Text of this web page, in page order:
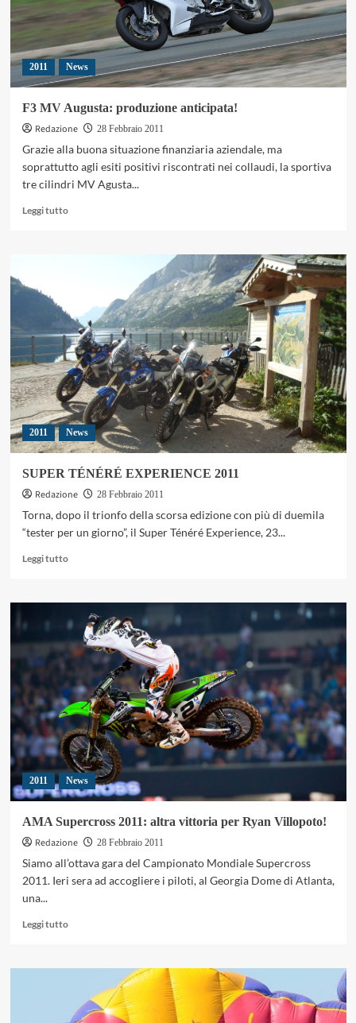
Mondo
Enduro
Indoor
2011 News
F3 MV Augusta: produzione anticipata!
Redazione
28 Febbraio 2011
Grazie alla buona situazione finanziaria aziendale, ma
soprattutto agli esiti positivi riscontrati nei collaudi, la sportiva
tre cilindri MV Agusta...
Leggi tuttoLeggi
produzione
anticipata!
2011 News
SUPER TÉNÉRÉ EXPERIENCE 2011
Redazione
28 Febbraio 2011
Torna, dopo il trionfo della scorsa edizione con più di duemila
“tester per un giorno”, il Super Ténéré Experience, 23...
Leggi tuttoLeggi
su
SUPER
TÉNÉRÉ
EXPERIENCE
2011
2011 News
AMA Supercross 2011: altra vittoria per Ryan Villopoto!
Redazione
28 Febbraio 2011
Siamo all’ottava gara del Campionato Mondiale Supercross
2011. Ieri sera ad accogliere i piloti, al Georgia Dome di Atlanta,
una...
Leggi tuttoLeggi
su
Supercross
2011: